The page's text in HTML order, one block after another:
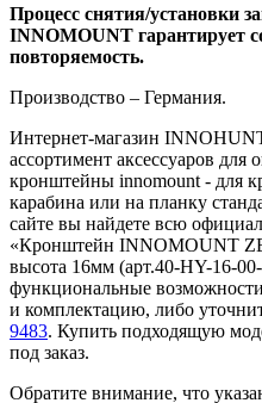
Процесс снятия/установки
INNOMOUNT гарантирует
повторяемость.
Производство – Германия.
Интернет-магазин
ассортимент аксессуаров для
кронштейны innomount - для
карабина или на планку
сайте вы найдете всю
«Кронштейн INNOMOUNT
высота 16мм (арт.40-HY-16-
функциональные
и комплектацию, либо
9483. Купить подходящую
под заказ.
Обратите внимание, что